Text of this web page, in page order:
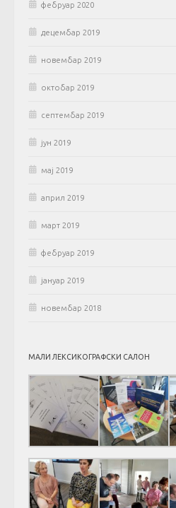
фебруар 2020
децембар 2019
новембар 2019
октобар 2019
септембар 2019
јун 2019
мај 2019
април 2019
март 2019
фебруар 2019
јануар 2019
новембар 2018
МАЛИ ЛЕКСИКОГРАФСКИ САЛОН